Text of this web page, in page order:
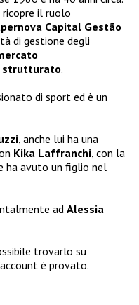
ricopre il ruolo
Capital Gestão
di gestione degli
strutturato.
di sport ed è un
, anche lui ha una
Kika Laffranchi, con la
ha avuto un figlio nel
ad Alessia
trovarlo su
è provato.